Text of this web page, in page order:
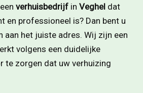
verhuisbedrijf in Veghel dat
en professioneel is? Dan bent u
aan het juiste adres. Wij zijn een
volgens een duidelijke
te zorgen dat uw verhuizing